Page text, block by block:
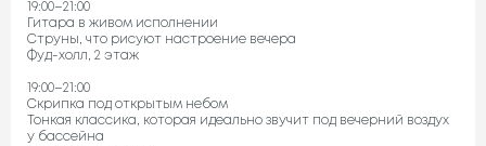
19:00–21:00
Гитара в живом исполнении
Струны, что рисуют настроение вечера
Фуд-холл, 2 этаж
19:00–21:00
Скрипка под открытым небом
Тонкая классика, которая идеально звучит под вечерний воздух
у бассейна